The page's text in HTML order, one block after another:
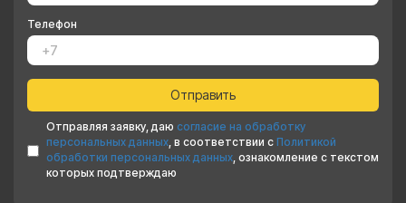
Телефон
Отправляя заявку, даю согласие на обработку
персональных данных, в соответствии с Политикой
обработки персональных данных, ознакомление с текстом
которых подтверждаю